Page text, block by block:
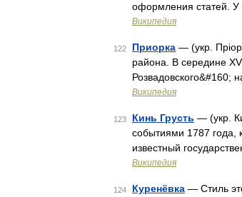
оформления статей. У
Википедия
122 Приорка — (укр.
района. В середине
Розвадовского&#160;
Википедия
123 Кинь Грусть — (укр.
событиями 1787 года,
известный
Википедия
124 Куренёвка — Стиль